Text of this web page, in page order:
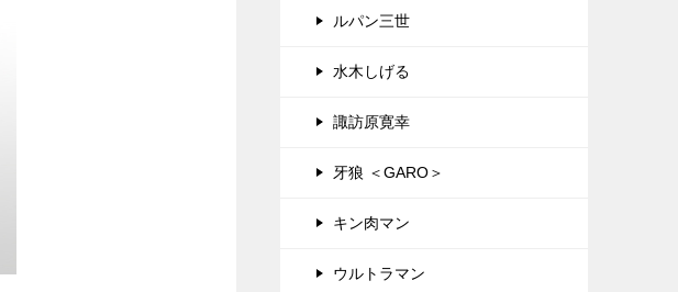
ルパン三世
水木しげる
諏訪原寛幸
牙狼 ＜GARO＞
キン肉マン
ウルトラマン